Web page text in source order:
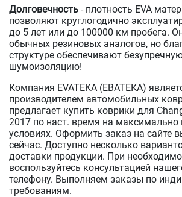
Долговечность - плотность EVA
позволяют круглогодично
до 5 лет или до 100000 км пробега.
обычных резиновых аналогов, но
структуре обеспечивают
шумоизоляцию!
Компания EVATEKA (ЕВАТЕКА)
производителем автомобильных
предлагает купить коврики для
2017 по наст. время на
условиях. Оформить заказ на сайте
сейчас. Доступно несколько
доставки продукции. При
воспользуйтесь консультацией
телефону. Выполняем заказы по
требованиям.